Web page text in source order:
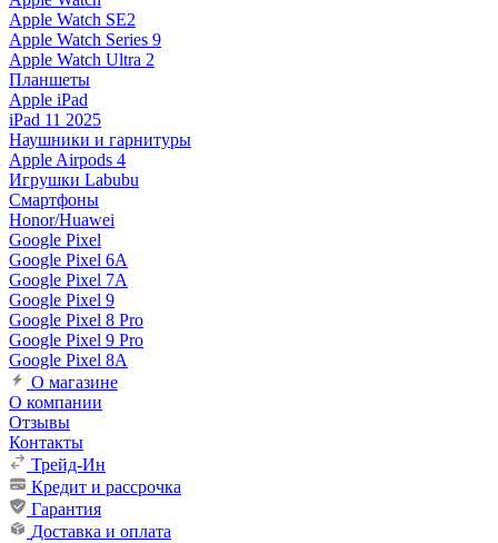
Apple Watch SE2
Apple Watch Series 9
Apple Watch Ultra 2
Планшеты
Apple iPad
iPad 11 2025
Наушники и гарнитуры
Apple Airpods 4
Игрушки Labubu
Смартфоны
Honor/Huawei
Google Pixel
Google Pixel 6A
Google Pixel 7А
Google Pixel 9
Google Pixel 8 Pro
Google Pixel 9 Pro
Google Pixel 8A
О магазине
О компании
Отзывы
Контакты
Трейд-Ин
Кредит и рассрочка
Гарантия
Доставка и оплата